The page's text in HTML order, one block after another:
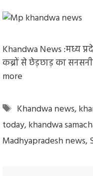
Khandwa News :मध्य
कब्रों से छेड़छाड़ का
more
Tags
Khandwa news,
today,khandwa
Madhyapradesh news,